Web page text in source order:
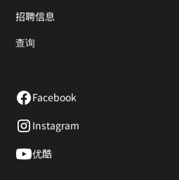
招聘信息
查询
Facebook
Instagram
优酷